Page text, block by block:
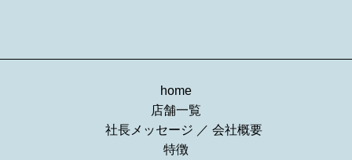
home
店舗一覧
社長メッセージ ／ 会社概要
特徴